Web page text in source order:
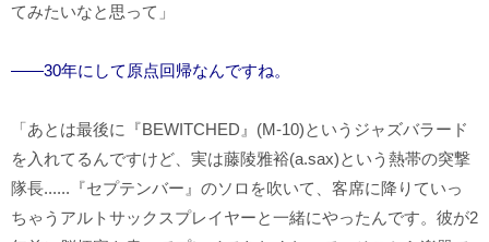
てみたいなと思って」
――30年にして原点回帰なんですね。
「あとは最後に『BEWITCHED』(M-10)というジャズバラード
を入れてるんですけど、実は藤陵雅裕(a.sax)という熱帯の突撃
隊長......『セプテンバー』のソロを吹いて、客席に降りていっ
ちゃうアルトサックスプレイヤーと一緒にやったんです。彼が2